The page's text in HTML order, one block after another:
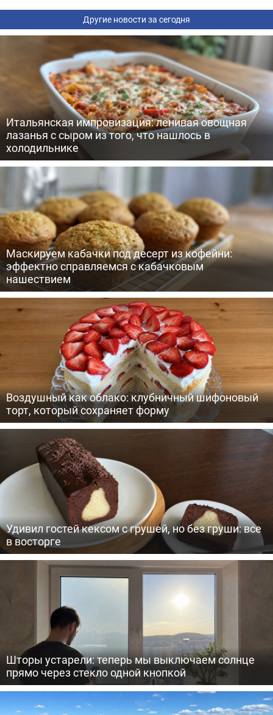
Другие новости за сегодня
Итальянская импровизация: ленивая овощная
лазанья с сыром из того, что нашлось в
холодильнике
Маскируем кабачки под десерт из кофейни:
эффектно справляемся с кабачковым
нашествием
Воздушный как облако: клубничный шифоновый
торт, который сохраняет форму
Удивил гостей кексом с грушей, но без груши: все
в восторге
Шторы устарели: теперь мы выключаем солнце
прямо через стекло одной кнопкой